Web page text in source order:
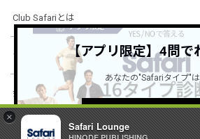
×
Safari Lounge
Club Safariとは
ショッピングガイド
会社概要・規約
【アプリ限定】4問で
あなたの"Safariタイプ"は
詳しくはこちら ＞